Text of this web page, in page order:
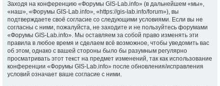
Заходя на конференцию «Форумы GIS-Lab.info» (в дальнейшем «мы»,
«наш», «Форумы GIS-Lab.info», «https://gis-lab.info/forum»), вы
подтверждаете своё согласие со следующими условиями. Если вы не
согласны с ними, пожалуйста, не заходите и не пользуйтесь форумами
«Форумы GIS-Lab.info». Мы оставляем за собой право изменять эти
правила в любое время и сделаем всё возможное, чтобы уведомить вас
об этом, однако с вашей стороны было бы разумным регулярно
просматривать этот текст на предмет изменений, так как использование
конференции «Форумы GIS-Lab.info» после обновления/исправления
условий означает ваше согласие с ними.